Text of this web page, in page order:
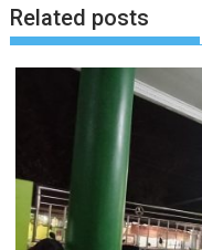
Related posts